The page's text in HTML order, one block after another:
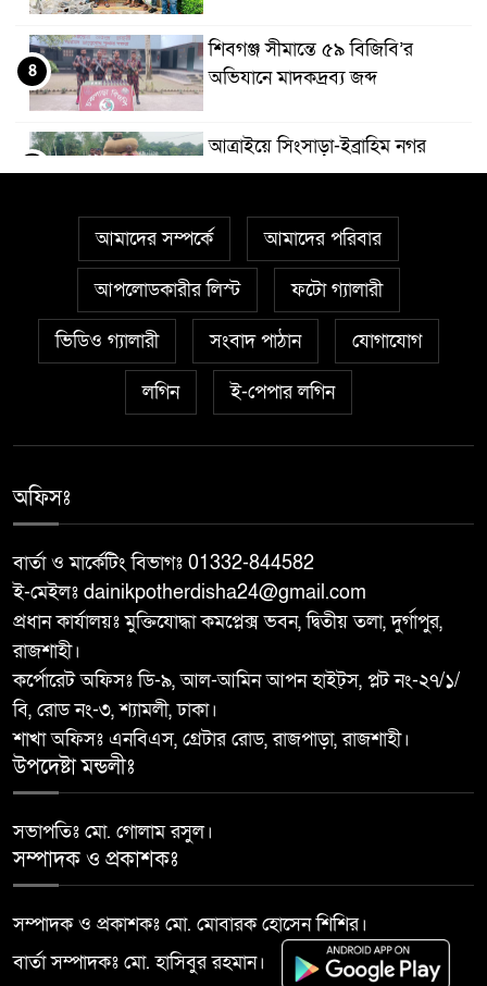
শিবগঞ্জ সীমান্তে ৫৯ বিজিবি’র
অভিযানে মাদকদ্রব্য জব্দ
৪
আত্রাইয়ে সিংসাড়া-ইব্রাহিম নগর
দাড়ির ওপর সরু ব্রিজের স্থলে প্রশস্ত
মান্দায় ২৯৬ পিস ফেন্সিডিলসহ দুই
মাদক কারবারি আটক
আত্রাইয়ে ২০ লাখ টাকা মূল্যের ট্রাক্টর
চুরি
বাঘা পৌরসভার উন্নয়নে পাঁচটি
চারঘাটে পাঁচ মাদক মামলার আসামি
গ্রেপ্তার, মাদকের বিরুদ্ধে জিরো
টলারেন্সঃ ওসি মাহবুবুর রহমান
৯
বরেন্দ্র বহুমুখী উন্নয়ন কর্তৃপক্ষ
(বিএমডিএ)-এর পরিচালনা বোর্ডের
সদস্য হলেন শফিকুল আলম সমাপ্ত
১০
আমাদের সম্পর্কে আমাদের পরিবার
আপলোডকারীর লিস্ট ফটো গ্যালারী
ভিডিও গ্যালারী সংবাদ পাঠান যোগাযোগ
লগিন ই-পেপার লগিন
অফিসঃ
বার্তা ও মার্কেটিং বিভাগঃ 01332-844582
ই-মেইলঃ dainikpotherdisha24@gmail.com
প্রধান কার্যালয়ঃ মুক্তিযোদ্ধা কমপ্লেক্স ভবন, দ্বিতীয় তলা, দুর্গাপুর,
রাজশাহী।
কর্পোরেট অফিসঃ ডি-৯, আল-আমিন আপন হাইট্স, প্লট নং-২৭/১/
বি, রোড নং-৩, শ্যামলী, ঢাকা।
শাখা অফিসঃ এনবিএস, গ্রেটার রোড, রাজপাড়া, রাজশাহী।
উপদেষ্টা মন্ডলীঃ
সভাপতিঃ মো. গোলাম রসুল।
সম্পাদক ও প্রকাশকঃ
সম্পাদক ও প্রকাশকঃ মো. মোবারক হোসেন শিশির।
বার্তা সম্পাদকঃ মো. হাসিবুর রহমান।